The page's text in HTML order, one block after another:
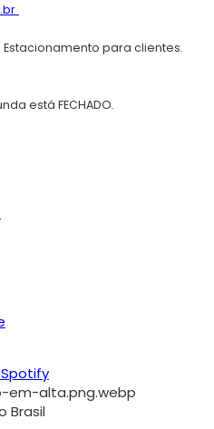
Estacionamento para clientes.
está FECHADO.
Spotify
Brasil